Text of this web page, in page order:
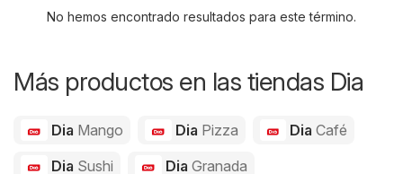
No hemos encontrado resultados para este término.
Más productos en las tiendas Dia
Dia Mango Dia Pizza DiaCafé
Dia Sushi Dia Granada